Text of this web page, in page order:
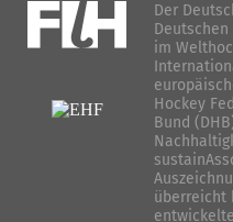
Der
im
Hockey
Bund
überreicht